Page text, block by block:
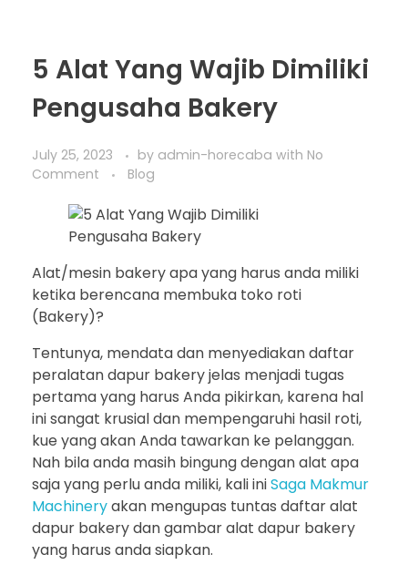
5 Alat Yang Wajib Dimiliki
Pengusaha Bakery
July 25, 2023 by admin-horecaba with No
Comment
Blog
Alat/mesin bakery apa yang harus anda miliki
ketika berencana membuka toko roti
(Bakery)?
Tentunya, mendata dan menyediakan daftar
peralatan dapur bakery jelas menjadi tugas
pertama yang harus Anda pikirkan, karena hal
ini sangat krusial dan mempengaruhi hasil roti,
kue yang akan Anda tawarkan ke pelanggan.
Nah bila anda masih bingung dengan alat apa
saja yang perlu anda miliki, kali iniSaga Makmur
Machineryakan mengupas tuntas daftar alat
dapur bakery dan gambar alat dapur bakery
yang harus anda siapkan.